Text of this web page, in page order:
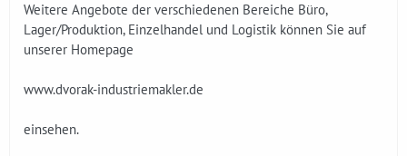
Weitere Angebote der verschiedenen Bereiche Büro,
Lager/Produktion, Einzelhandel und Logistik können Sie auf
unserer Homepage
www.dvorak-industriemakler.de
einsehen.